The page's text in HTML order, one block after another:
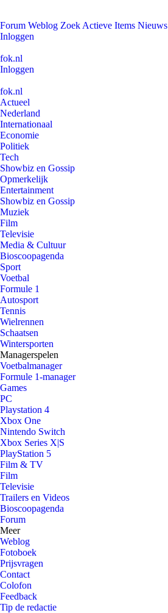
Forum Weblog Zoek Actieve Items Nieuws
Inloggen
fok.nl
Inloggen
fok.nl
Actueel
Nederland
Internationaal
Economie
Politiek
Tech
Showbiz en Gossip
Opmerkelijk
Entertainment
Showbiz en Gossip
Muziek
Film
Televisie
Media & Cultuur
Bioscoopagenda
Sport
Voetbal
Formule 1
Autosport
Tennis
Wielrennen
Schaatsen
Wintersporten
Managerspelen
Voetbalmanager
Formule 1-manager
Games
PC
Playstation 4
Xbox One
Nintendo Switch
Xbox Series X|S
PlayStation 5
Film & TV
Film
Televisie
Trailers en Videos
Bioscoopagenda
Forum
Meer
Weblog
Fotoboek
Prijsvragen
Contact
Colofon
Feedback
Tip de redactie